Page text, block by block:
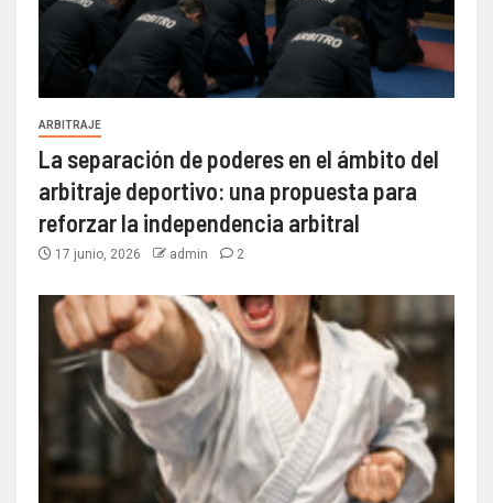
ARBITRAJE
La separación de poderes en el ámbito del
arbitraje deportivo: una propuesta para
reforzar la independencia arbitral
17 junio, 2026 admin 2